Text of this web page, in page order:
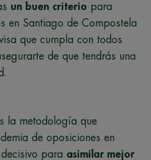
un buen criterio para
en Santiago de Compostela
que cumpla con todos
de que tendrás una
la metodología que
de oposiciones en
para asimilar mejor